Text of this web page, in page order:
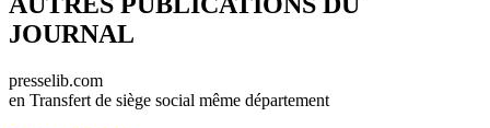
JOURNAL
presselib.com
en Transfert de siège social même département